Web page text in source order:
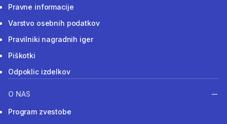
Pravne informacije
Varstvo osebnih podatkov
Pravilniki nagradnih iger
Piškotki
Odpoklic izdelkov
O NAS
Program zvestobe